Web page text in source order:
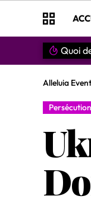
Quoi
Alleluia Event
Persécution